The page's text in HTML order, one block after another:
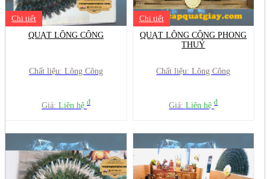
Chi tiết
QUẠT LÔNG CÔNG
Chất liệu: Lông Công
Giá: Liên hệ đ
Chi tiết
QUẠT LÔNG CÔNG PHONG
THUỶ
Chất liệu: Lông Công
Giá:Liên hệđ